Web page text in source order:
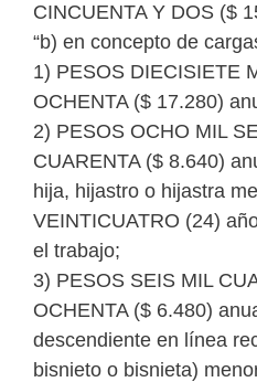
CINCUENTA Y DOS ($
“b) en concepto de
1) PESOS DIECISIETE
OCHENTA ($ 17.280)
2) PESOS OCHO MIL
CUARENTA ($ 8.640)
hija, hijastro o hijastra
VEINTICUATRO (24)
el trabajo;
3) PESOS SEIS MIL
OCHENTA ($ 6.480)
descendiente en línea
bisnieto o bisnieta)